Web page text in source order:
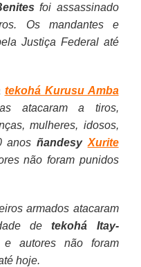
foi assassinado
Os mandantes e
Justiça Federal até
tekohá Kurusu Amba
atacaram a tiros,
mulheres, idosos,
anos ñandesy Xurite
não foram punidos
armados atacaram
detekohá
Itay-
autores não foram
hoje.